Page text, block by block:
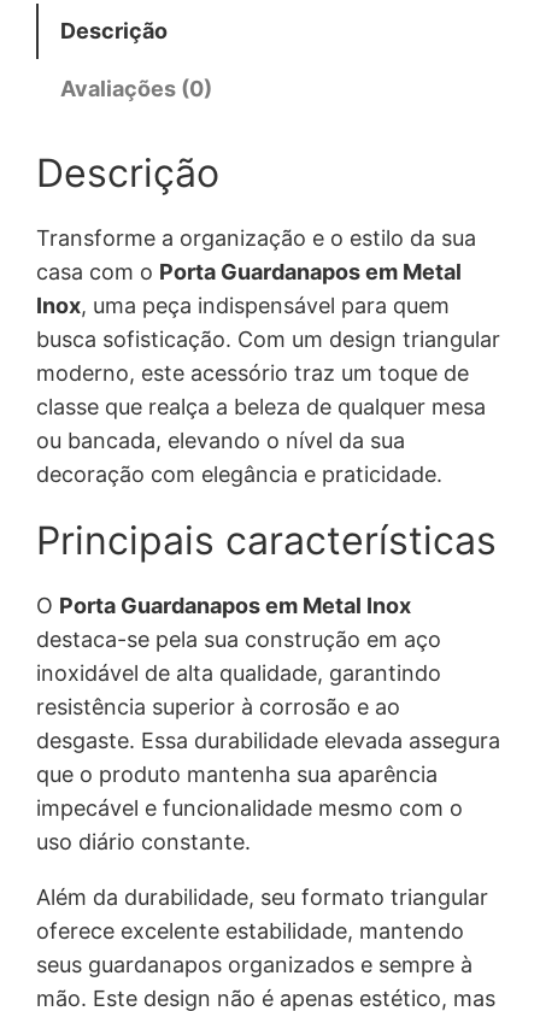
Descrição
Avaliações (0)
Descrição
Transforme a organização e o estilo da sua
casa com o Porta Guardanapos em Metal
Inox, uma peça indispensável para quem
busca sofisticação. Com um design triangular
moderno, este acessório traz um toque de
classe que realça a beleza de qualquer mesa
ou bancada, elevando o nível da sua
decoração com elegância e praticidade.
Principais características
O Porta Guardanapos em Metal Inox
destaca-se pela sua construção em aço
inoxidável de alta qualidade, garantindo
resistência superior à corrosão e ao
desgaste. Essa durabilidade elevada assegura
que o produto mantenha sua aparência
impecável e funcionalidade mesmo com o
uso diário constante.
Além da durabilidade, seu formato triangular
oferece excelente estabilidade, mantendo
seus guardanapos organizados e sempre à
mão. Este design não é apenas estético, mas